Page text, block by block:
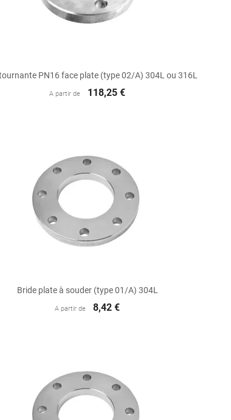
Aperçu rapide
PN16 face plate (type 02/A) 304L ou 316L
A partir de 118,25 €
 Aperçu rapide
Bride plate à souder (type 01/A) 304L
A partir de 8,42 €